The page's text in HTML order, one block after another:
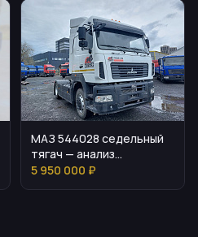
МАЗ 544028 седельный
тягач — анализ
параметров и
5 950 000 ₽